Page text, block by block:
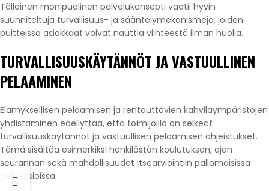
Tällainen monipuolinen palvelukonsepti vaatii hyvin
suunniteltuja turvallisuus- ja sääntelymekanismeja, joiden
puitteissa asiakkaat voivat nauttia viihteestä ilman huolia.
TURVALLISUUSKÄYTÄNNÖT JA VASTUULLINEN
PELAAMINEN
Elämyksellisen pelaamisen ja rentouttavien kahvilaympäristöjen
yhdistäminen edellyttää, että toimijoilla on selkeät
turvallisuuskäytännöt ja vastuullisen pelaamisen ohjeistukset.
Tämä sisältää esimerkiksi henkilöstön koulutuksen, ajan
seurannan sekä mahdollisuudet itsearviointiin pallomaisissa
pelisessioissa.